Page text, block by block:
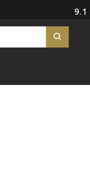
9.1